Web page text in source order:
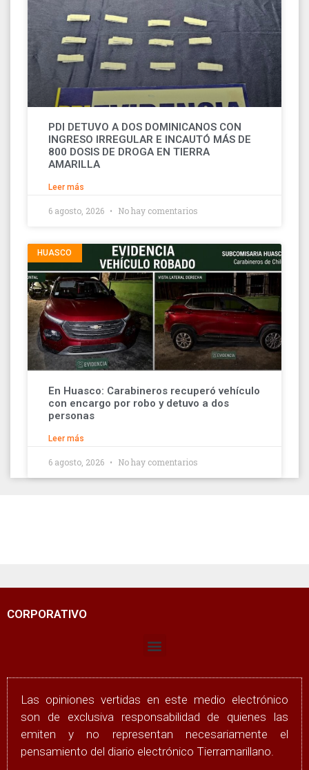
PDI DETUVO A DOS DOMINICANOS CON
INGRESO IRREGULAR E INCAUTÓ MÁS DE
800 DOSIS DE DROGA EN TIERRA
AMARILLA
Leer más
6 agosto, 2026 No hay comentarios
HUASCO
En Huasco: Carabineros recuperó vehículo
con encargo por robo y detuvo a dos
personas
Leer más
6 agosto, 2026 No hay comentarios
CORPORATIVO
Las opiniones vertidas en este medio electrónico
son de exclusiva responsabilidad de quienes las
emiten y no representan necesariamente el
pensamiento del diario electrónico Tierramarillano.